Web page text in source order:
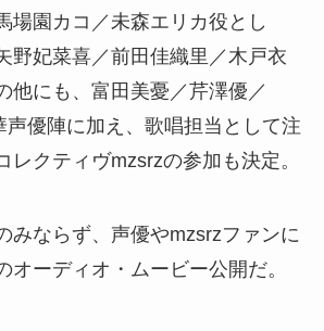
場園カコ／未森エリカ役とし
野妃菜喜／前田佳織里／木戸衣
他にも、富田美憂／芹澤優／
声優陣に加え、歌唱担当として注
レクティヴmzsrzの参加も決定。
みならず、声優やmzsrzファンに
オーディオ・ムービー公開だ。